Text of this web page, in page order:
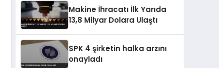
Makine İhracatı İlk Yarıda
13,8 Milyar Dolara Ulaştı
SPK 4 şirketin halka arzını
onayladı